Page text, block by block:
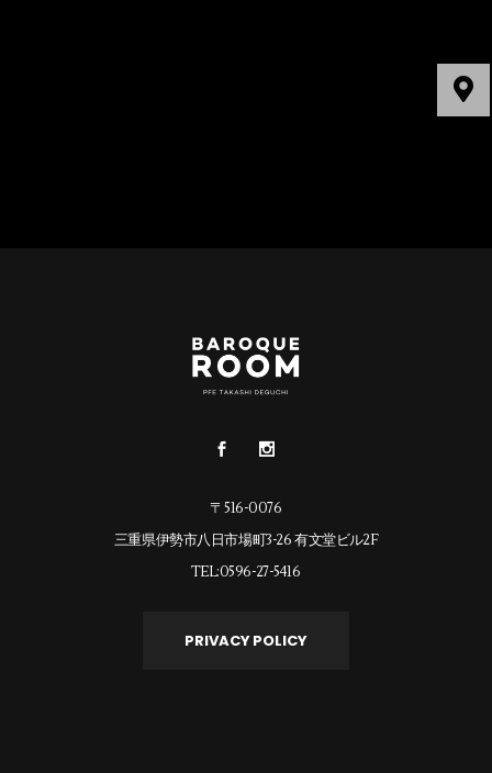
〒516-0076
三重県伊勢市八日市場町3-26 有文堂ビル2F
TEL:0596-27-5416
PRIVACY POLICY